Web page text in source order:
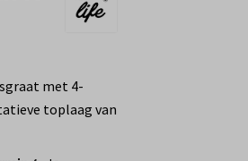
met 4-
toplaag van